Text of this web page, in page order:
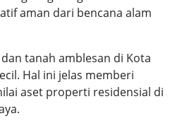
aman dari bencana alam
tanah amblesan di Kota
Hal ini jelas memberi
aset properti residensial di